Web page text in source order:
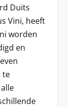
Duits
Vini, heeft
worden
en
te